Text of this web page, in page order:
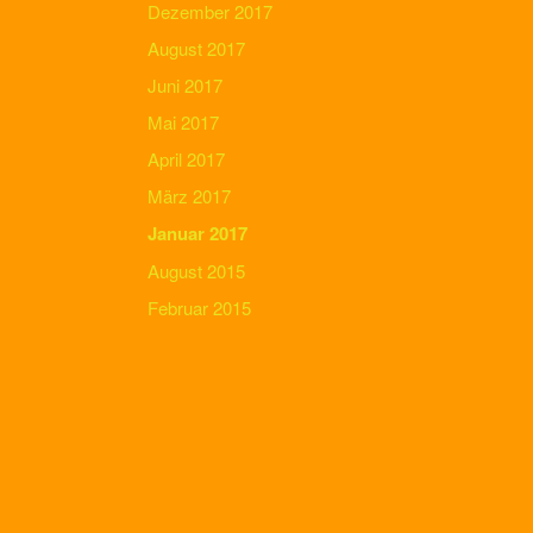
Dezember 2017
August 2017
Juni 2017
Mai 2017
April 2017
März 2017
Januar 2017
August 2015
Februar 2015